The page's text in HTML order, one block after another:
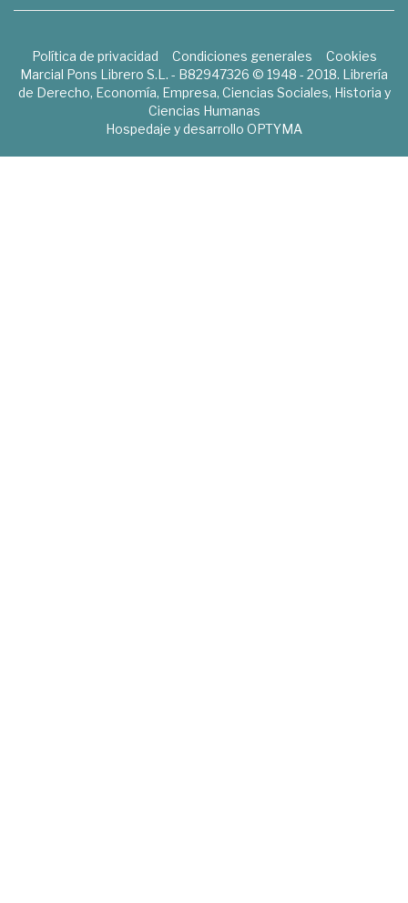
Política de privacidad Condiciones generales
Cookies
Marcial Pons Librero S.L. - B82947326 © 1948 - 2018. Librería
de Derecho, Economía, Empresa, Ciencias Sociales, Historia y
Ciencias Humanas
Hospedaje y desarrollo OPTYMA